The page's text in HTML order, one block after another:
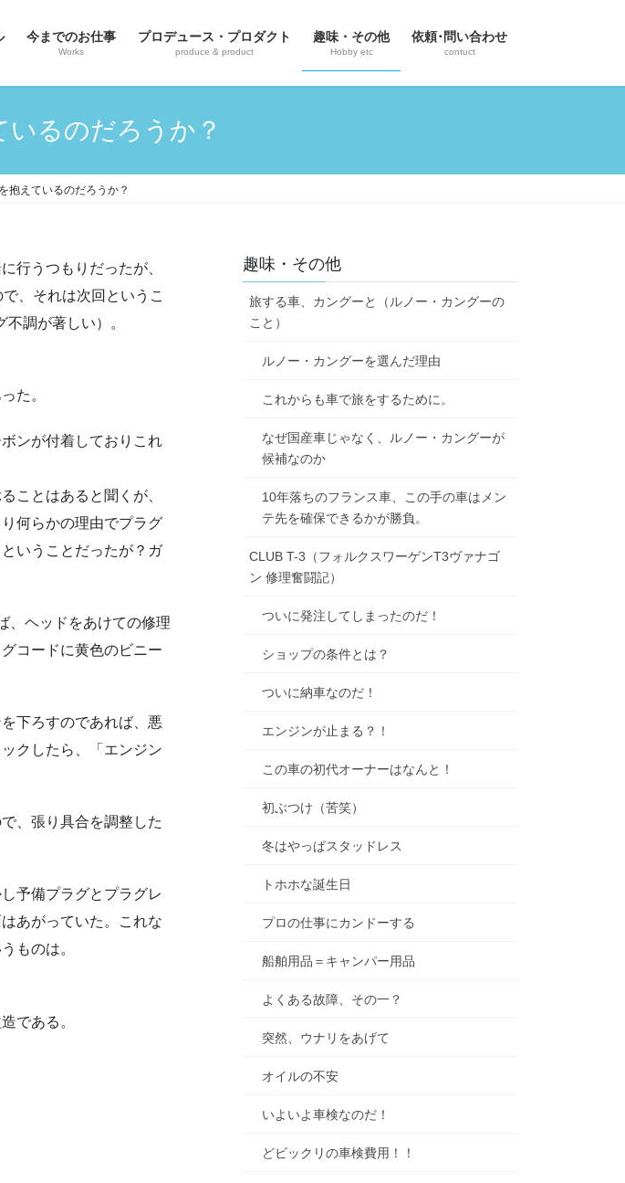
今までのお仕事
Works
プロデュース・プロダクト
produce & product
趣味・その他
Hobby etc
依頼･問い合わせ
contuct
いるのだろうか？
抱えているのだろうか？
行うつもりだったが、
、それは次回というこ
調が著しい）。
た。
ンが付着しておりこれ
ことはあると聞くが、
何らかの理由でプラグ
いうことだったが？ガ
、ヘッドをあけての修理
コードに黄色のビニー
下ろすのであれば、悪
クしたら、「エンジン
、張り具合を調整した
予備プラグとプラグレ
あがっていた。これな
ものは。
である。
趣味・その他
旅する車、カングーと（ルノー・カングーの
こと）
ルノー・カングーを選んだ理由
これからも車で旅をするために。
なぜ国産車じゃなく、ルノー・カングーが
候補なのか
10年落ちのフランス車、この手の車はメン
テ先を確保できるかが勝負。
CLUB T-3（フォルクスワーゲンT3ヴァナゴ
ン 修理奮闘記）
ついに発注してしまったのだ！
ショップの条件とは？
ついに納車なのだ！
エンジンが止まる？！
この車の初代オーナーはなんと！
初ぶつけ（苦笑）
冬はやっぱスタッドレス
トホホな誕生日
プロの仕事にカンドーする
船舶用品＝キャンパー用品
よくある故障、その一？
突然、ウナリをあげて
オイルの不安
いよいよ車検なのだ！
どビックリの車検費用！！